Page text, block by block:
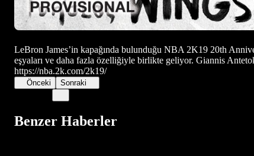
LeBron James’in kapağında bulunduğu NBA 2K19 20th
eşyaları ve daha fazla özelliğiyle birlikte geliyor. Giannis
https://nba.2k.com/2k19/
Önceki Sonraki
Benzer Haberler